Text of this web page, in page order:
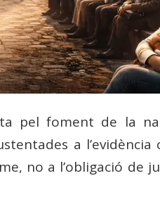
pel foment de la
a
no a l’obligació de